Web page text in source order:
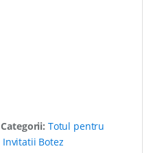
Categorii: Totul pentru
Invitatii Botez